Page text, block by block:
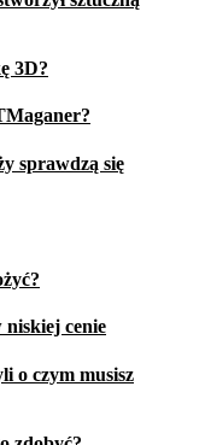
3D?
sprawdzą się
niskiej cenie
o czym musisz